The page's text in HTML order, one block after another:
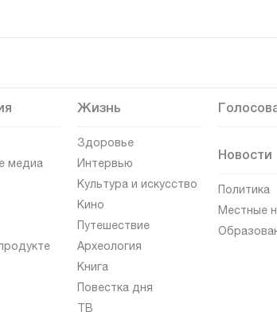
медиа
Жизнь
Здоровье
Интервью
Культура и искусство
Кино
Путешествие
Археология
Книга
Повестка дня
ТВ
Новости
Политика
Местные